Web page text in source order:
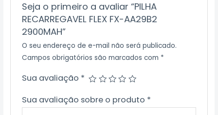
Seja o primeiro a avaliar “PILHA
RECARREGAVEL FLEX FX-AA29B2
2900MAH”
O seu endereço de e-mail não será publicado.
Campos obrigatórios são marcados com *
Sua avaliação *
Sua avaliação sobre o produto *